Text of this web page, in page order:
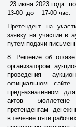
23 июня 2023 года
13-00 до 17-00 час.
Претендент на
заявку на участие в
путем подачи
8. Решение об
организатором
проведения
официальном
предназначенном
актов – бюллетене
претендентам
в течение пяти